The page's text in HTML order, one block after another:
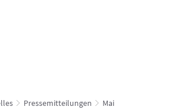
Pressemitteilungen
Mai